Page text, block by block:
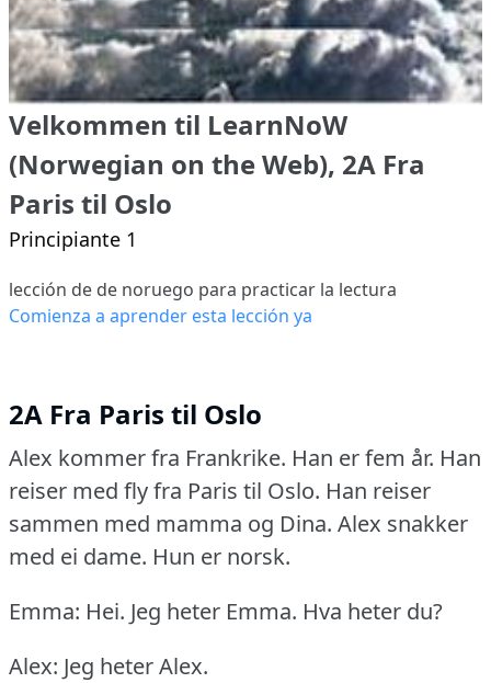
Velkommen til LearnNoW
(Norwegian on the Web), 2A Fra
Paris til Oslo
Principiante 1
lección de de noruego para practicar la lectura
Comienza a aprender esta lección ya
2A Fra Paris til Oslo
Alex kommer fra Frankrike. Han er fem år. Han
reiser med fly fra Paris til Oslo. Han reiser
sammen med mamma og Dina. Alex snakker
med ei dame. Hun er norsk.
Emma: Hei. Jeg heter Emma. Hva heter du?
Alex: Jeg heter Alex.